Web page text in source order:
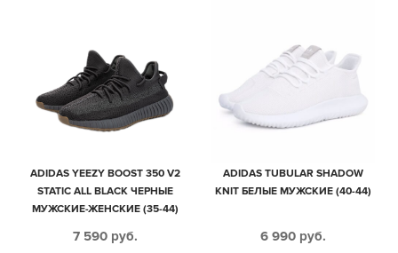
ADIDAS YEEZY BOOST 350 V2
STATIC ALL BLACK ЧЕРНЫЕ
МУЖСКИЕ-ЖЕНСКИЕ (35-44)
7 590 руб.
ADIDAS TUBULAR SHADOW
KNIT БЕЛЫЕ МУЖСКИЕ (40-44)
6 990 руб.